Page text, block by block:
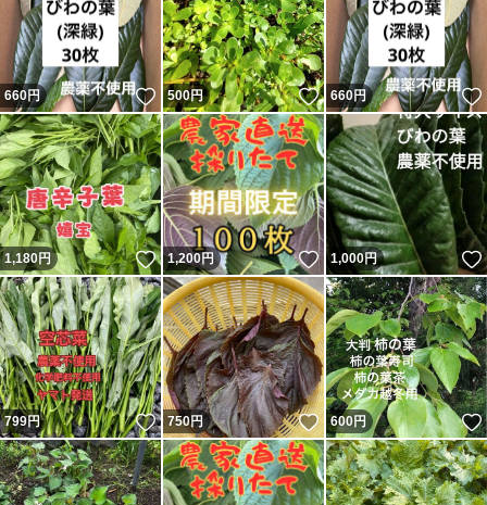
660円 いいね！
500円 いいね！
660円
1,180円 いいね！
1,200円 いいね！
1,000円
799円 いいね！
750円 いいね！
600円